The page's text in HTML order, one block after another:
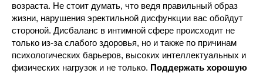
возраста. Не стоит думать, что ведя правильный образ
жизни, нарушения эректильной дисфункции вас обойдут
стороной. Дисбаланс в интимной сфере происходит не
только из-за слабого здоровья, но и также по причинам
психологических барьеров, высоких интеллектуальных и
физических нагрузок и не только. Поддержать хорошую